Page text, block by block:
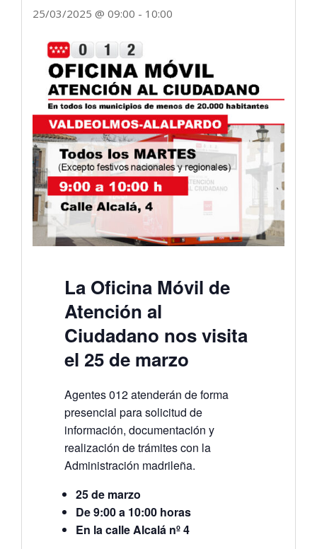
25/03/2025 @ 09:00 - 10:00
La Oficina Móvil de
Atención al
Ciudadano nos visita
el 25 de marzo
Agentes 012 atenderán de forma
presencial para solicitud de
información, documentación y
realización de trámites con la
Administración madrileña.
25 de marzo
De 9:00 a 10:00 horas
En la calle Alcalá nº 4